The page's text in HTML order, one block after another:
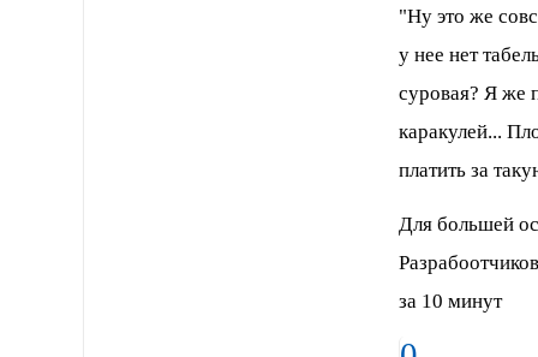
"Ну это же
у нее нет
суровая? Я же
каракулей...
платить за
Для большей
за 10 минут